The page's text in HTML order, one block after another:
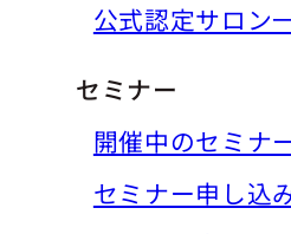
公式認定サロン
セミナー
開催中のセミナ
セミナー申し込